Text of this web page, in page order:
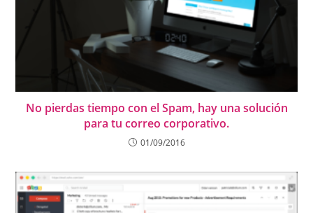
No pierdas tiempo con el Spam, hay una solución
para tu correo corporativo.
01/09/2016